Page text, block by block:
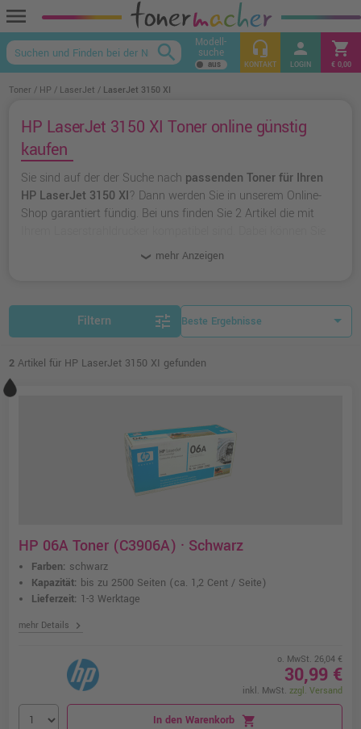
menu
keyboard_arrow_up
search Modell-
suche headset_mic
KONTAKT
person
LOGIN
shopping_cart
€ 0,00
Toner HP LaserJet LaserJet 3150 XI
HP LaserJet 3150 XI Toner online günstig
kaufen
Sie sind auf der der Suche nach passenden Toner für Ihren
HP LaserJet 3150 XI? Dann werden Sie in unserem Online-
Shop garantiert fündig. Bei uns finden Sie 2 Artikel die mit
wählen oder zu
mehr Anzeigen
Filtern tune
2 Artikel für HP LaserJet 3150 XI gefunden
HP 06A Toner (C3906A) · Schwarz
Farben: schwarz
Kapazität: bis zu 2500 Seiten (ca. 1,2 Cent / Seite)
Lieferzeit: 1-3 Werktage
mehr Details chevron_right
o. MwSt. 26,04 €
30,99 €
inkl. MwSt. zzgl. Versand
In den Warenkorb shopping_cart